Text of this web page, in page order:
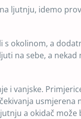
ljutnju, idemo
s okolinom, a
na sebe, a
i vanjske.
usmjerena
a okidač